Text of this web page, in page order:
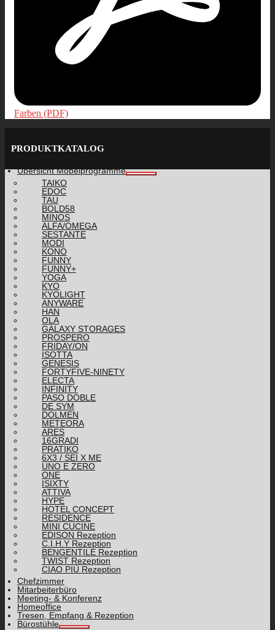
Farben (PDF)
PRODUKTKATALOG
Übersicht Möbelprogramme
TAIKO
EDOC
TAU
BOLD58
MINOS
ALFA/OMEGA
SESTANTE
MODI
KONO
FUNNY
FUNNY+
YOGA
KYO
KYOLIGHT
ANYWARE
HAN
OLA
GALAXY STORAGES
PROSPERO
FRIDAY/ON
ISOTTA
GENESIS
FORTYFIVE-NINETY
ELECTA
INFINITY
PASO DOBLE
DE SYM
DOLMEN
METEORA
ARES
16GRADI
PRATIKO
6X3 / SEI X ME
UNO E ZERO
ONE
ISIXTY
ATTIVA
HYPE
HOTEL CONCEPT
RESIDENCE
MINI CUCINE
EDISON Rezeption
C.I.H.Y Rezeption
BENGENTILE Rezeption
TWIST Rezeption
CIAO PIÙ Rezeption
Chefzimmer
Mitarbeiterbüro
Meeting- & Konferenz
Homeoffice
Tresen, Empfang & Rezeption
Bürostühle